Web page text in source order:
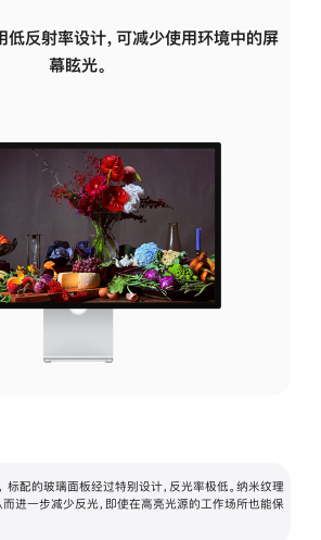
低反射率设计，可减少使用环境中的屏
幕眩光。
标配的玻璃面板经过特别设计，反光率极低。纳米纹理
进一步减少反光，即使在高亮光源的工作场所也能保